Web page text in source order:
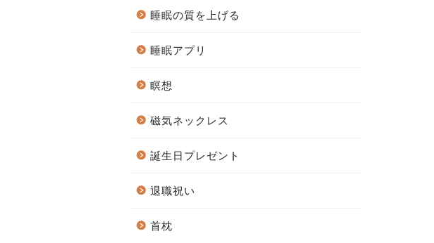
睡眠の質を上げる
睡眠アプリ
瞑想
磁気ネックレス
誕生日プレゼント
退職祝い
首枕